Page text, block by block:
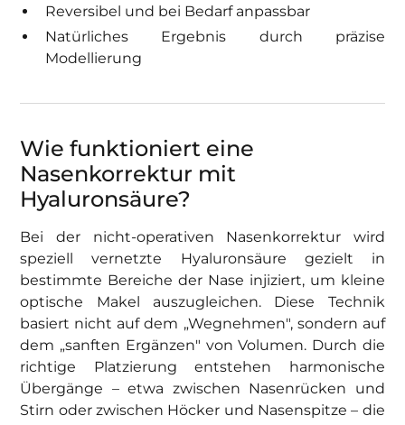
Reversibel und bei Bedarf anpassbar
Natürliches Ergebnis durch präzise
Modellierung
Wie funktioniert eine
Nasenkorrektur mit
Hyaluronsäure?
Bei der nicht-operativen Nasenkorrektur wird
speziell vernetzte Hyaluronsäure gezielt in
bestimmte Bereiche der Nase injiziert, um kleine
optische Makel auszugleichen. Diese Technik
basiert nicht auf dem „Wegnehmen", sondern auf
dem „sanften Ergänzen" von Volumen. Durch die
richtige Platzierung entstehen harmonische
Übergänge – etwa zwischen Nasenrücken und
Stirn oder zwischen Höcker und Nasenspitze – die